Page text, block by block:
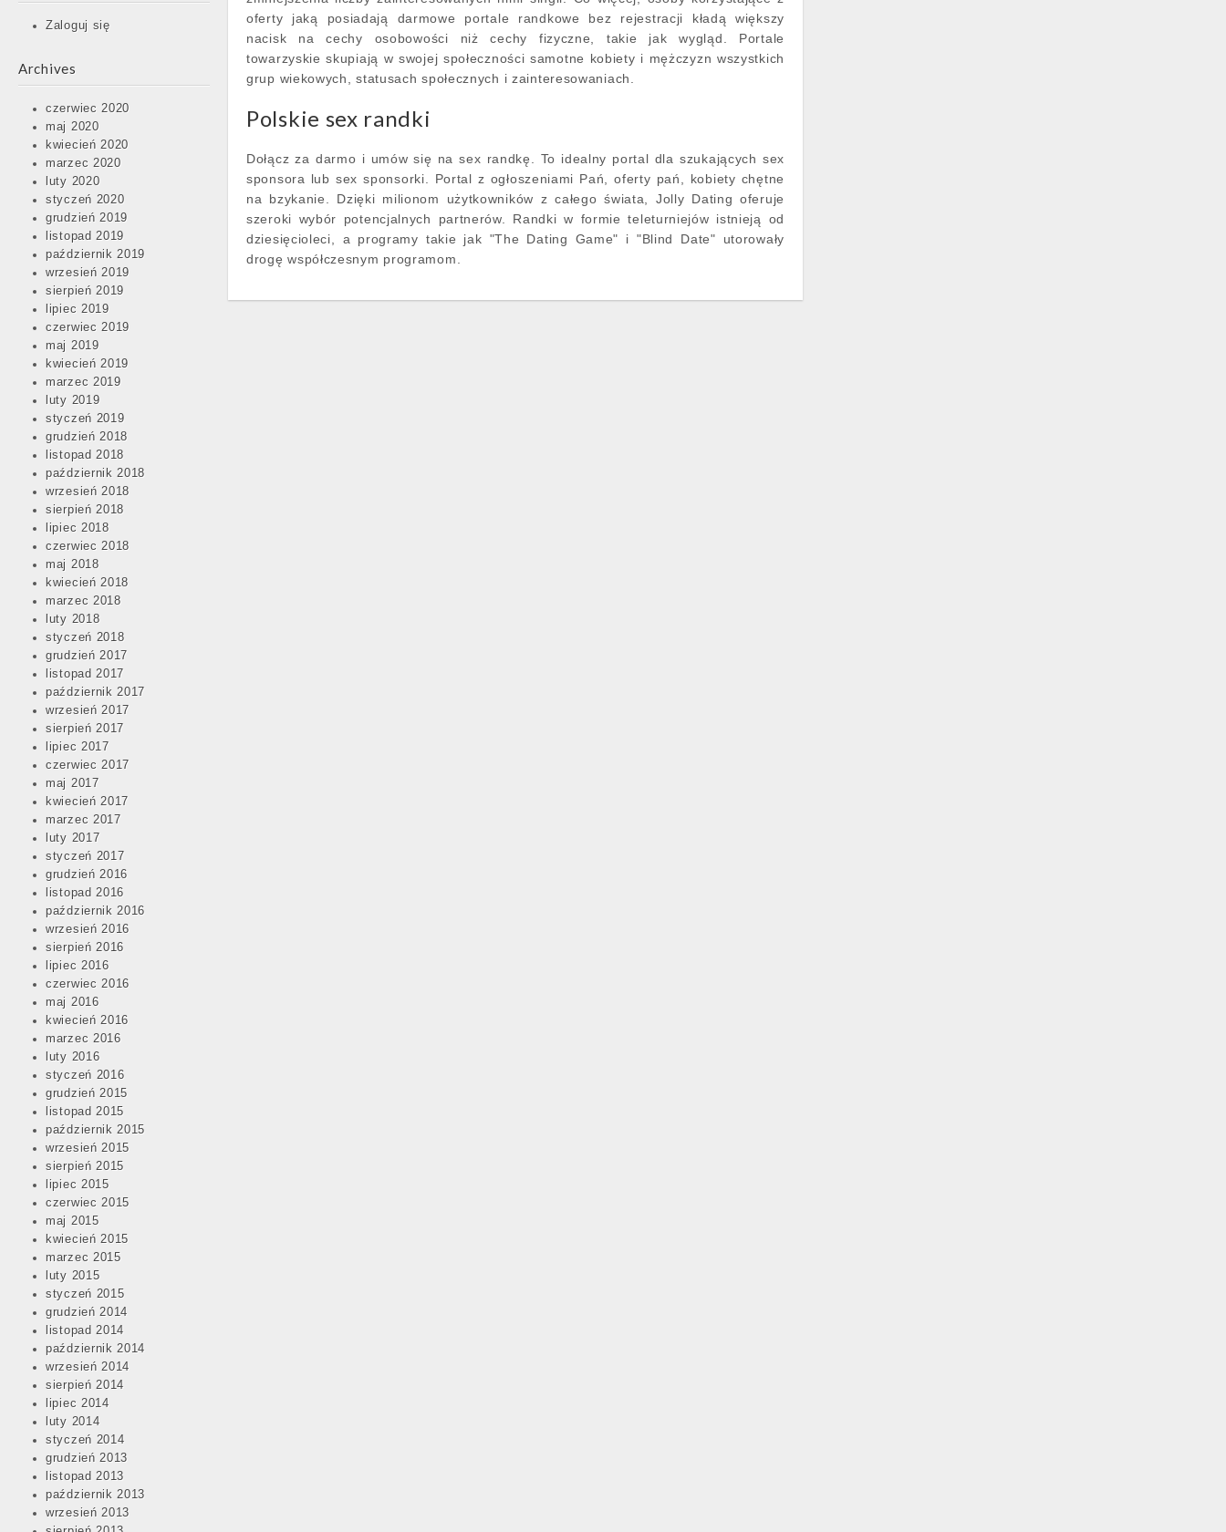
Zaloguj się
Archives
czerwiec 2020
maj 2020
kwiecień 2020
marzec 2020
luty 2020
styczeń 2020
grudzień 2019
listopad 2019
październik 2019
wrzesień 2019
sierpień 2019
lipiec 2019
czerwiec 2019
maj 2019
kwiecień 2019
marzec 2019
luty 2019
styczeń 2019
grudzień 2018
listopad 2018
październik 2018
wrzesień 2018
sierpień 2018
lipiec 2018
czerwiec 2018
maj 2018
kwiecień 2018
marzec 2018
luty 2018
styczeń 2018
grudzień 2017
listopad 2017
październik 2017
wrzesień 2017
sierpień 2017
lipiec 2017
czerwiec 2017
maj 2017
kwiecień 2017
marzec 2017
luty 2017
styczeń 2017
grudzień 2016
listopad 2016
październik 2016
wrzesień 2016
sierpień 2016
lipiec 2016
czerwiec 2016
maj 2016
kwiecień 2016
marzec 2016
luty 2016
styczeń 2016
grudzień 2015
listopad 2015
październik 2015
wrzesień 2015
sierpień 2015
lipiec 2015
czerwiec 2015
maj 2015
kwiecień 2015
marzec 2015
luty 2015
styczeń 2015
grudzień 2014
listopad 2014
październik 2014
wrzesień 2014
sierpień 2014
lipiec 2014
luty 2014
styczeń 2014
grudzień 2013
listopad 2013
październik 2013
wrzesień 2013
oferty jaką posiadają darmowe portale randkowe bez rejestracji kładą większy
nacisk na cechy osobowości niż cechy fizyczne, takie jak wygląd. Portale
towarzyskie skupiają w swojej społeczności samotne kobiety i mężczyzn wszystkich
grup wiekowych, statusach społecznych i zainteresowaniach.
Polskie sex randki
Dołącz za darmo i umów się na sex randkę. To idealny portal dla szukających sex
sponsora lub sex sponsorki. Portal z ogłoszeniami Pań, oferty pań, kobiety chętne
na bzykanie. Dzięki milionom użytkowników z całego świata, Jolly Dating oferuje
szeroki wybór potencjalnych partnerów. Randki w formie teleturniejów istnieją od
dziesięcioleci, a programy takie jak "The Dating Game" i "Blind Date" utorowały
drogę współczesnym programom.